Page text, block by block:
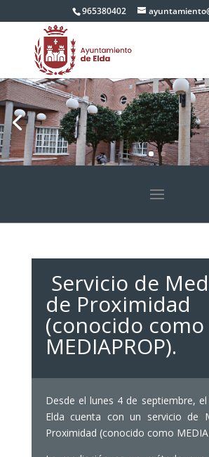
965380402
Servicio de
de Proximidad
(conocido como
MEDIAPROP).
Desde el lunes 4 de septiembre,
Elda cuenta con un servicio de
Proximidad (conocido como